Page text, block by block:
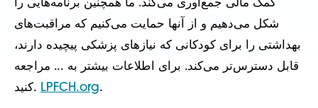
کمک مالی جمع‌آوری می‌کند. ما همچنین برنامه‌هایی را
شکل می‌دهیم و از آنها حمایت می‌کنیم که مراقبت‌های
بهداشتی را برای کودکانی که نیازهای پزشکی پیچیده دارند،
قابل دسترس‌تر می‌کند. برای اطلاعات بیشتر به ... مراجعه
کنید. LPFCH.org.